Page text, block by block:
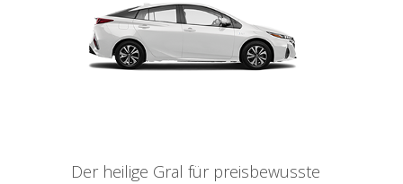
Der heilige Gral für preisbewusste